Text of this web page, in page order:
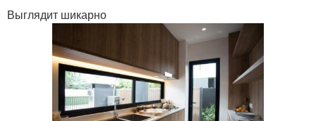
Выглядит шикарно